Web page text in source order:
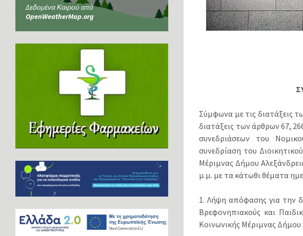
Σύμφωνα με τις διατάξεις
διατάξεις των άρθρων 67,
συνεδριάσεων του
συνεδρίαση του
Μέριμνας Δήμου
μ.μ. με τα κάτωθι θέματα
1. Λήψη απόφασης για την
Βρεφονηπιακούς και
Κοινωνικής Μέριμνας Δήμου
Δεδομένα Καιρού από
OpenWeatherMap.org